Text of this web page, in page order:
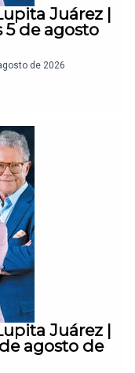
Juárez |
de agosto
de 2026
Juárez |
agosto de